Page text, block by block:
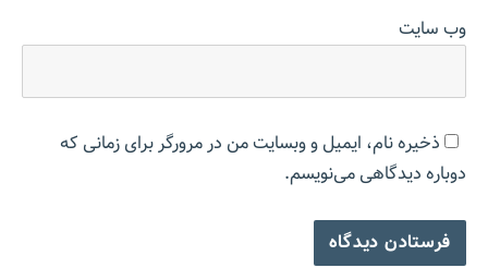
وب‌ سایت
ذخیره نام، ایمیل و وبسایت من در مرورگر برای زمانی که
دوباره دیدگاهی می‌نویسم.